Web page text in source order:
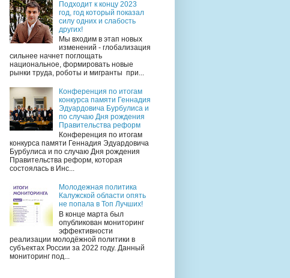
Подходит к концу 2023
год, год который показал
силу одних и слабость
других!
Мы входим в этап новых
изменений - глобализация
сильнее начнет поглощать
национальное, формировать новые
рынки труда, роботы и мигранты при...
Конференция по итогам
конкурса памяти Геннадия
Эдуардовича Бурбулиса и
по случаю Дня рождения
Правительства реформ
Конференция по итогам
конкурса памяти Геннадия Эдуардовича
Бурбулиса и по случаю Дня рождения
Правительства реформ, которая
состоялась в Инс...
Молодежная политика
Калужской области опять
не попала в Топ Лучших!
В конце марта был
опубликован мониторинг
эффективности
реализации молодёжной политики в
субъектах России за 2022 году. Данный
мониторинг под...